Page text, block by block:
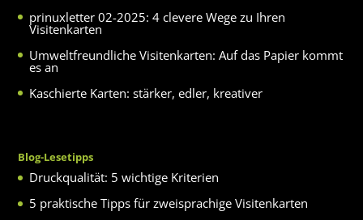
prinuxletter 02-2025: 4 clevere Wege zu Ihren
Visitenkarten
Umweltfreundliche Visitenkarten: Auf das Papier kommt
es an
Kaschierte Karten: stärker, edler, kreativer
Blog-Lesetipps
Druckqualität: 5 wichtige Kriterien
5 praktische Tipps für zweisprachige Visitenkarten